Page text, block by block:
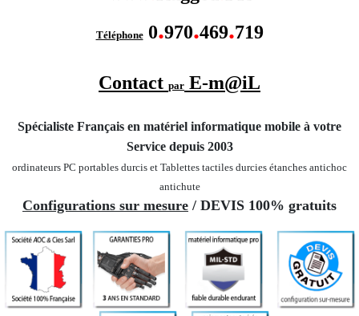
Téléphone0.970.469.719
Contact par E-m@iL
Spécialiste Français en matériel informatique mobile à votre
Service depuis 2003
ordinateurs PC portables durcis et Tablettes tactiles durcies étanches antichoc
antichute
Configurations sur mesure / DEVIS 100% gratuits